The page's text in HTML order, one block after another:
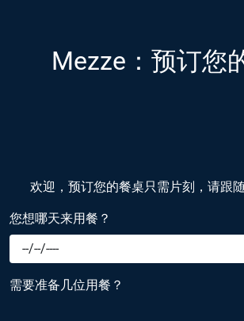
Mezze：预订您
欢迎，预订您的餐桌只需片刻，请跟
您想哪天来用餐？
需要准备几位用餐？